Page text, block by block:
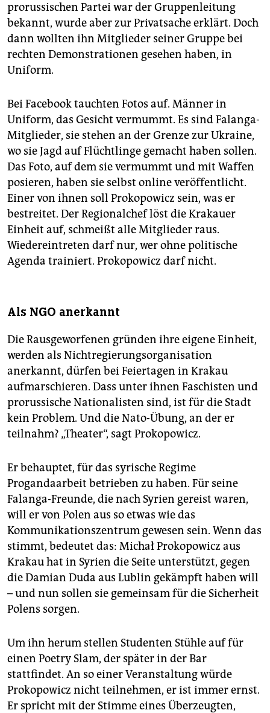
prorussischen Partei war der Gruppenleitung
bekannt, wurde aber zur Privatsache erklärt. Doch
dann wollten ihn Mitglieder seiner Gruppe bei
rechten Demonstrationen gesehen haben, in
Uniform.
Bei Facebook tauchten Fotos auf. Männer in
Uniform, das Gesicht vermummt. Es sind Falanga-
Mitglieder, sie stehen an der Grenze zur Ukraine,
wo sie Jagd auf Flüchtlinge gemacht haben sollen.
Das Foto, auf dem sie vermummt und mit Waffen
posieren, haben sie selbst online veröffentlicht.
Einer von ihnen soll Prokopowicz sein, was er
bestreitet. Der Regionalchef löst die Krakauer
Einheit auf, schmeißt alle Mitglieder raus.
Wiedereintreten darf nur, wer ohne politische
Agenda trainiert. Prokopowicz darf nicht.
Als NGO anerkannt
Die Rausgeworfenen gründen ihre eigene Einheit,
werden als Nichtregierungsorganisation
anerkannt, dürfen bei Feiertagen in Krakau
aufmarschieren. Dass unter ihnen Faschisten und
prorussische Nationalisten sind, ist für die Stadt
kein Problem. Und die Nato-Übung, an der er
teilnahm? „Theater“, sagt Prokopowicz.
Er behauptet, für das syrische Regime
Progandaarbeit betrieben zu haben. Für seine
Falanga-Freunde, die nach Syrien gereist waren,
will er von Polen aus so etwas wie das
Kommunikationszentrum gewesen sein. Wenn das
stimmt, bedeutet das: Michał Prokopowicz aus
Krakau hat in Syrien die Seite unterstützt, gegen
die Damian Duda aus Lublin gekämpft haben will
– und nun sollen sie gemeinsam für die Sicherheit
Polens sorgen.
Um ihn herum stellen Studenten Stühle auf für
einen Poetry Slam, der später in der Bar
stattfindet. An so einer Veranstaltung würde
Prokopowicz nicht teilnehmen, er ist immer ernst.
Er spricht mit der Stimme eines Überzeugten,